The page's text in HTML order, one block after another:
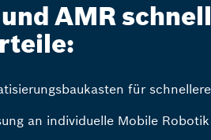
AMR
für
an individuelle Mobile